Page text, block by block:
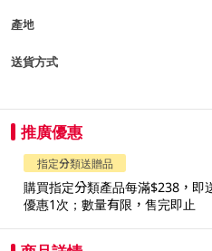
產地
送貨方式
推廣優惠
指定分類送贈品
購買指定分類產品每滿$238，即
優惠1次；數量有限，售完即止